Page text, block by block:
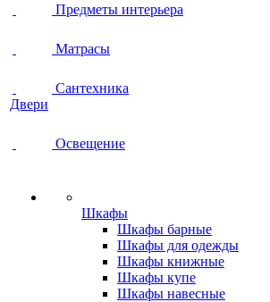
Предметы интерьера
Матрасы
Сантехника
Двери
Освещение
Шкафы
Шкафы барные
Шкафы для одежды
Шкафы книжные
Шкафы купе
Шкафы навесные